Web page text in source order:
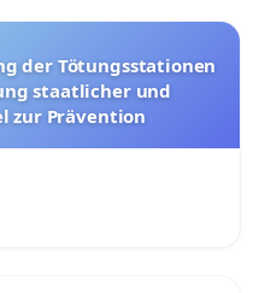
staatlicher und
zur Prävention